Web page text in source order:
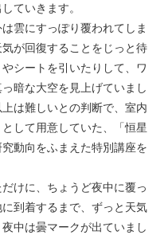
ていきます。
雲にすっぽり覆われてしま
が回復することをじっと待
シートを引いたりして、ワ
暗な大空を見上げていまし
は難しいとの判断で、室内
して用意していた、「恒星
動向をふまえた特別講座を
けに、ちょうど夜中に覆っ
到着するまで、ずっと天気
中は曇マークが出ていまし